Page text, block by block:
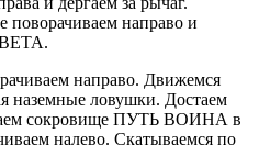
поворачиваем направо и
направо. Движемся
наземные ловушки. Достаем
сокровище ПУТЬ ВОИНА в
налево. Скатываемся по